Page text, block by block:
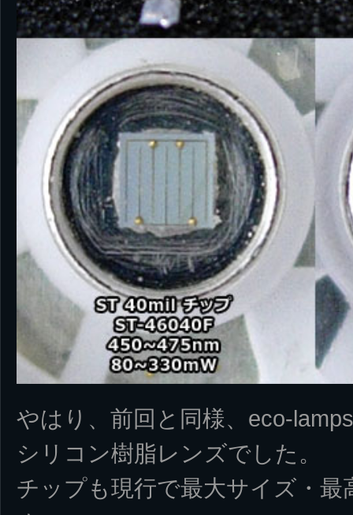
やはり、前回と同様、eco-
シリコン樹脂レンズでした。
チップも現行で最大サイズ・最